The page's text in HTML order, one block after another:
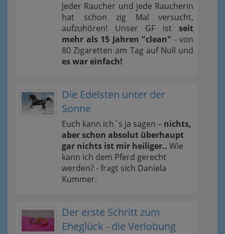
Jeder Raucher und jede Raucherin
hat schon zig Mal versucht,
aufzuhören! Unser GF ist seit
mehr als 15 Jahren "clean" - von
80 Zigaretten am Tag auf Null und
es war einfach!
Die Edelsten unter der
Sonne
Euch kann ich´s ja sagen – nichts,
aber schon absolut überhaupt
gar nichts ist mir heiliger.. Wie
kann ich dem Pferd gerecht
werden? - fragt sich Daniela
Kummer.
Der erste Schritt zum
Eheglück - die Verlobung